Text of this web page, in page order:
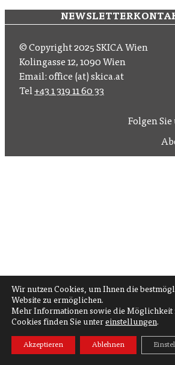
Wir nutzen Cookies, um Ihnen die
Website zu ermöglichen.
Mehr Informationen sowie die
Cookies finden Sie unter einstellungen.
Akzeptieren Ablehnen
NEWSLETTER
© Copyright 2025 SKICA Wien
Kolingasse 12, 1090 Wien
Email: office (at) skica.at
Tel+43 1 319 11 60 33
Folgen